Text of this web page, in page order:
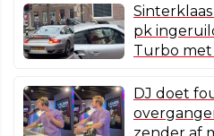
pk
Turbo met
DJ doet